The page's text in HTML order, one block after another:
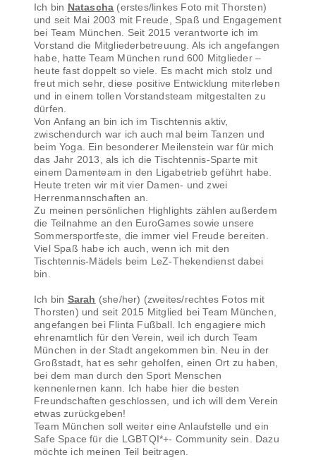
Ich bin Natascha (erstes/linkes Foto mit Thorsten)
und seit Mai 2003 mit Freude, Spaß und Engagement
bei Team München. Seit 2015 verantworte ich im
Vorstand die Mitgliederbetreuung. Als ich angefangen
habe, hatte Team München rund 600 Mitglieder –
heute fast doppelt so viele. Es macht mich stolz und
freut mich sehr, diese positive Entwicklung miterleben
und in einem tollen Vorstandsteam mitgestalten zu
dürfen.
Von Anfang an bin ich im Tischtennis aktiv,
zwischendurch war ich auch mal beim Tanzen und
beim Yoga. Ein besonderer Meilenstein war für mich
das Jahr 2013, als ich die Tischtennis-Sparte mit
einem Damenteam in den Ligabetrieb geführt habe.
Heute treten wir mit vier Damen- und zwei
Herrenmannschaften an.
Zu meinen persönlichen Highlights zählen außerdem
die Teilnahme an den EuroGames sowie unsere
Sommersportfeste, die immer viel Freude bereiten.
Viel Spaß habe ich auch, wenn ich mit den
Tischtennis-Mädels beim LeZ-Thekendienst dabei
bin.
Ich bin Sarah (she/her) (zweites/rechtes Fotos mit
Thorsten) und seit 2015 Mitglied bei Team München,
angefangen bei Flinta Fußball. Ich engagiere mich
ehrenamtlich für den Verein, weil ich durch Team
München in der Stadt angekommen bin. Neu in der
Großstadt, hat es sehr geholfen, einen Ort zu haben,
bei dem man durch den Sport Menschen
kennenlernen kann. Ich habe hier die besten
Freundschaften geschlossen, und ich will dem Verein
etwas zurückgeben!
Team München soll weiter eine Anlaufstelle und ein
Safe Space für die LGBTQI*+- Community sein. Dazu
möchte ich meinen Teil beitragen.